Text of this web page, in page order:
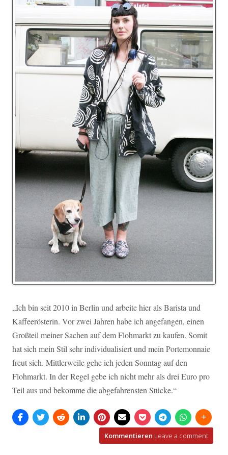
„Ich bin seit 2010 in Berlin und arbeite hier als Barista und
Kaffeerösterin. Vor zwei Jahren habe ich angefangen, einen
Großteil meiner Sachen auf dem Flohmarkt zu kaufen. Somit
hat sich mein Stil sehr individualisiert und mein Portemonnaie
freut sich. Mittlerweile gehe ich jeden Sonntag auf den
Flohmarkt. In der Regel gebe ich nicht mehr als drei Euro pro
Teil aus und bekomme die abgefahrensten Stücke.“
Kommentieren Leave a comment